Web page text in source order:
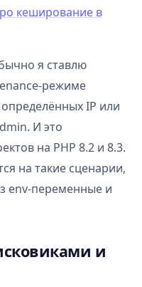
кеширование в
я ставлю
режиме
IP или
И это
на PHP 8.2 и 8.3.
на такие сценарии,
env-переменные и
и